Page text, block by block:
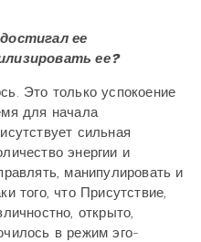
ее
ее?
Это только успокоение
для начала
сильная
энергии и
манипулировать и
того, что Присутствие,
открыто,
в режим эго-